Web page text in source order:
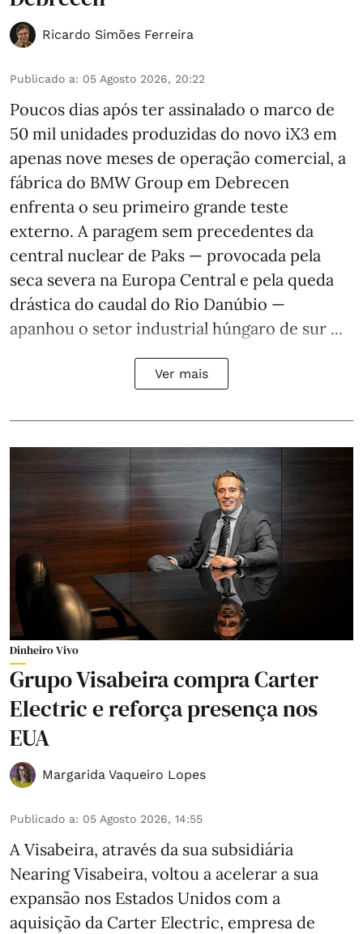
Ricardo Simões Ferreira
Publicado a: 05 Agosto 2026, 20:22
Poucos dias após ter assinalado o marco de
50 mil unidades produzidas do novo iX3 em
apenas nove meses de operação comercial, a
fábrica do BMW Group em Debrecen
enfrenta o seu primeiro grande teste
externo. A paragem sem precedentes da
central nuclear de Paks — provocada pela
seca severa na Europa Central e pela queda
drástica do caudal do Rio Danúbio —
apanhou o setor industrial húngaro de sur ...
Ver mais
Dinheiro Vivo
Grupo Visabeira compra Carter
Electric e reforça presença nos
EUA
Margarida Vaqueiro Lopes
Publicado a: 05 Agosto 2026, 14:55
A Visabeira, através da sua subsidiária
Nearing Visabeira, voltou a acelerar a sua
expansão nos Estados Unidos com a
aquisição da Carter Electric, empresa de